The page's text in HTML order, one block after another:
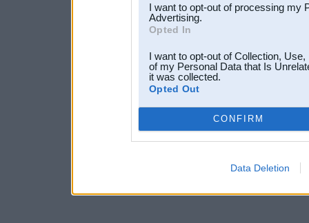
I want to opt-out of processing my
Advertising.
Opted In
I want to opt-out of Collection,
of my Personal Data that Is
it was collected.
Opted Out
CONFIRM
Data Deletion